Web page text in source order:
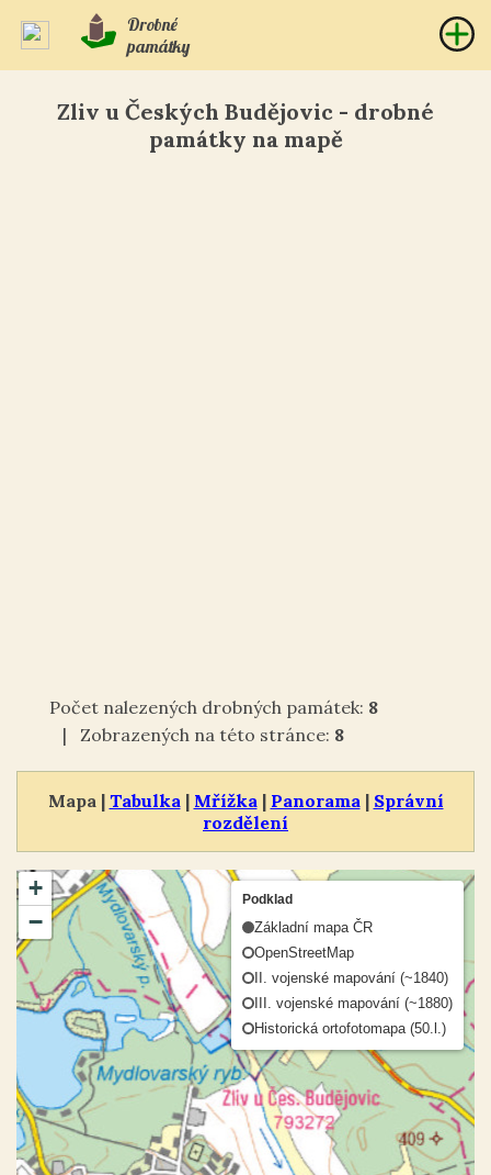
Drobné
památky
Zliv u Českých Budějovic - drobné
památky na mapě
Počet nalezených drobných památek: 8
| Zobrazených na této stránce: 8
Mapa | Tabulka | Mřížka | Panorama | Správní
rozdělení
+
−
Podklad
Základní mapa ČR
OpenStreetMap
II. vojenské mapování (~1840)
III. vojenské mapování (~1880)
Historická ortofotomapa (50.l.)